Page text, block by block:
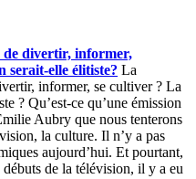
de divertir, informer,
serait-elle élitiste? La
informer, se cultiver ? La
? Qu’est-ce qu’une émission
Aubry que nous tenterons
la culture. Il n’y a pas
aujourd’hui. Et pourtant,
de la télévision, il y a eu